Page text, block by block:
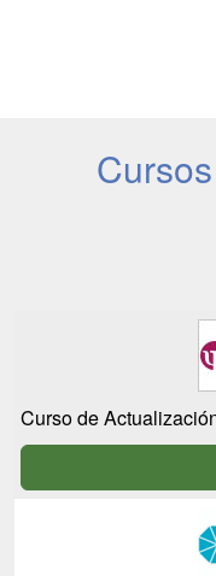
Curso de